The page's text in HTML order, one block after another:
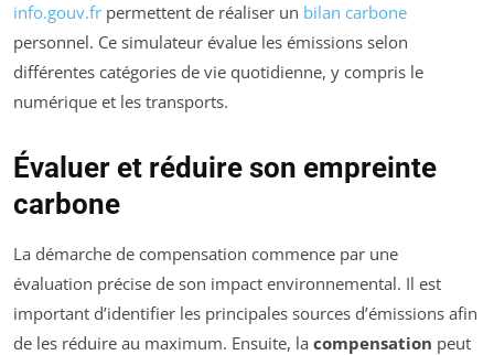
info.gouv.fr permettent de réaliser un bilan carbone
personnel. Ce simulateur évalue les émissions selon
différentes catégories de vie quotidienne, y compris le
numérique et les transports.
Évaluer et réduire son empreinte
carbone
La démarche de compensation commence par une
évaluation précise de son impact environnemental. Il est
important d’identifier les principales sources d’émissions afin
de les réduire au maximum. Ensuite, la compensation peut